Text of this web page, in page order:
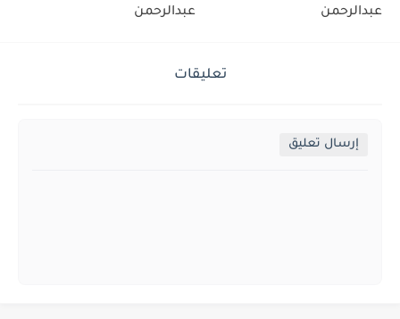
عبدالرحمن
عبدالرحمن
تعليقات
إرسال تعليق